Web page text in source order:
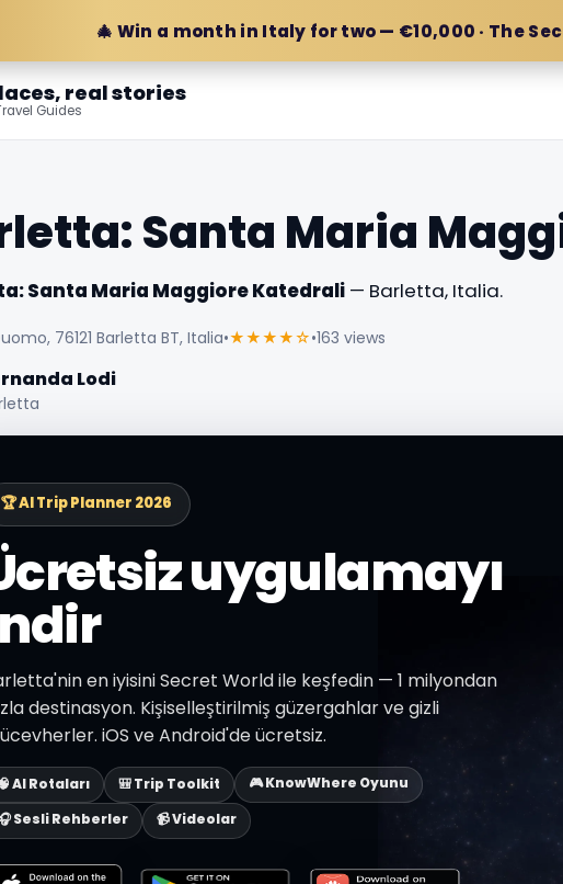
🎄 Win a month in Italy for two — €10,000 · The
real stories
Guides
Santa Maria
Santa Maria Maggiore Katedrali— Barletta, Italia.
76121 Barletta BT, Italia•★★★★☆•163 views
Lodi
🏆 AI Trip Planner 2026
uygulamayı
en iyisini Secret World ile keşfedin — 1 milyondan
destinasyon. Kişiselleştirilmiş güzergahlar ve gizli
iOS ve Android'de ücretsiz.
AI Rotaları 🎒 Trip Toolkit
🎮 KnowWhere Oyunu
Sesli Rehberler
📹 Videolar